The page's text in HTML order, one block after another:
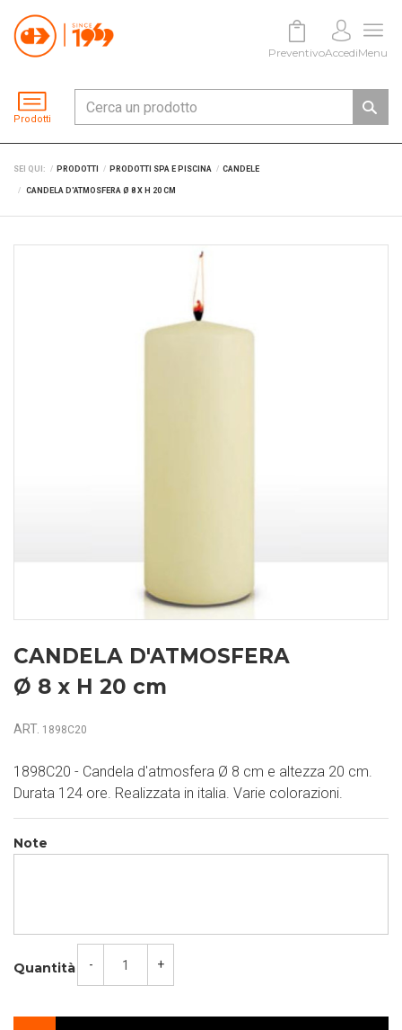
Prodotti
PreventivoAccediMenu
SEI QUI: PRODOTTI PRODOTTI SPA E PISCINA CANDELE
CANDELA D'ATMOSFERA Ø 8 X H 20 CM
CANDELA D'ATMOSFERA
Ø 8 x H 20 cm
ART. 1898C20
1898C20 - Candela d'atmosfera Ø 8 cm e altezza 20 cm.
Durata 124 ore. Realizzata in italia. Varie colorazioni.
Note
Quantità - +